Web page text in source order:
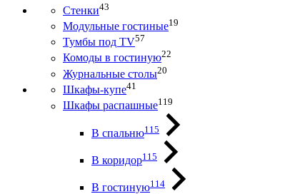
Стенки43
Модульные гостиные19
Тумбы под ТV57
Комоды в гостиную22
Журнальные столы20
Шкафы-купе41
Шкафы распашные119
В спальню115
В коридор115
В гостиную114